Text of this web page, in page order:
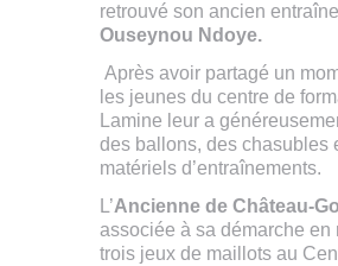
retrouvé son ancien
Ouseynou Ndoye.
Après avoir partagé un
les jeunes du centre de
Lamine leur a
des ballons, des chasubles
matériels d’entraînements.
L’Ancienne de Château-
associée à sa démarche en
trois jeux de maillots au